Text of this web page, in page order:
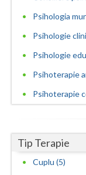
Psihologia
Psihologie
Psihologie
Psihoterapie
Psihoterapie
Psihoterapie
Psihoterapie
Tip Terapie
Cuplu (5)